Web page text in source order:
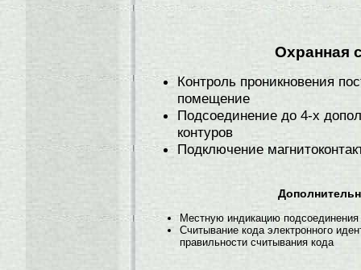
Охранная
Контроль проникновения
помещение
Подсоединение до 4-х
контуров
Подключение
Местную индикацию
Считывание кода электронного
правильности считывания кода